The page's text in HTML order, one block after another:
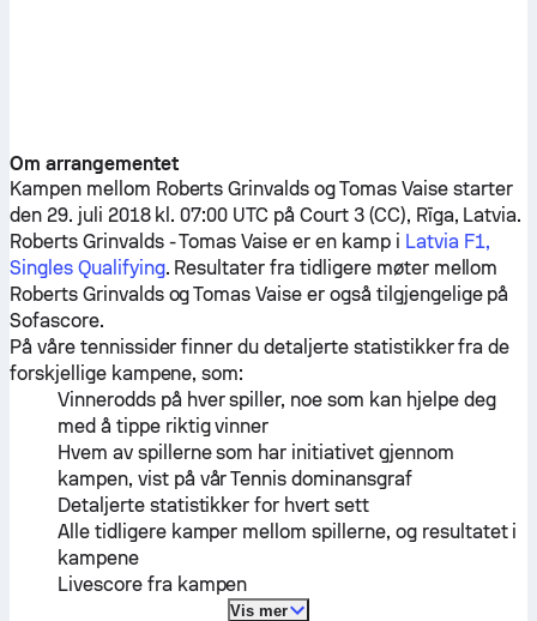
Om arrangementet
Kampen mellom Roberts Grinvalds ogTomas Vaisestarter
den 29. juli 2018 kl. 07:00 UTC på Court 3 (CC), Rīga, Latvia.
Roberts Grinvalds-Tomas Vaise er en kamp i Latvia F1,
Singles Qualifying. Resultater fra tidligere møter mellom
Roberts GrinvaldsogTomas Vaise er også tilgjengelige på
Sofascore.
På våre tennissider finner du detaljerte statistikker fra de
forskjellige kampene, som:
Vinnerodds på hver spiller, noe som kan hjelpe deg
med å tippe riktig vinner
Hvem av spillerne som har initiativet gjennom
kampen, vist på vår Tennis dominansgraf
Detaljerte statistikker for hvert sett
Alle tidligere kamper mellom spillerne, og resultatet i
kampene
Livescore fra kampen
Vis mer